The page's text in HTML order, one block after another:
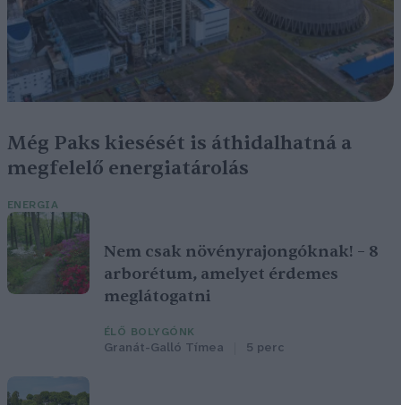
Még Paks kiesését is áthidalhatná a
megfelelő energiatárolás
ENERGIA
Nem csak növényrajongóknak! – 8
arborétum, amelyet érdemes
meglátogatni
ÉLŐ BOLYGÓNK
Granát-Galló Tímea 5 perc